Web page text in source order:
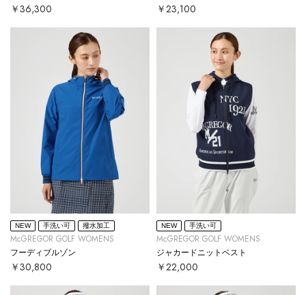
￥36,300 ￥23,100
NEW 手洗い可 撥水加工
McGREGOR GOLF WOMENS
フーディブルゾン
￥30,800
NEW 手洗い可
McGREGOR GOLF WOMENS
ジャカードニットベスト
￥22,000